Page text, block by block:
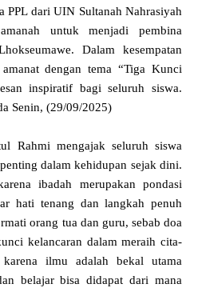
PPL dari UIN Sultanah Nahrasiyah
untuk menjadi pembina
Dalam kesempatan
dengan tema “Tiga Kunci
inspiratif bagi seluruh siswa.
Senin, (29/09/2025)
Rahmi mengajak seluruh siswa
dalam kehidupan sejak dini.
ibadah merupakan pondasi
hati tenang dan langkah penuh
orang tua dan guru, sebab doa
kelancaran dalam meraih cita-
ilmu adalah bekal utama
belajar bisa didapat dari mana